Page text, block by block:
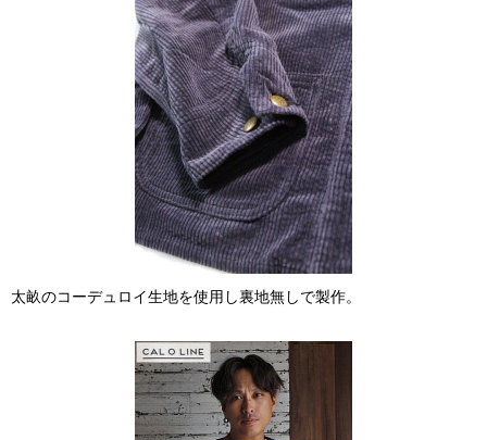
太畝のコーデュロイ生地を使用し裏地無しで製作。